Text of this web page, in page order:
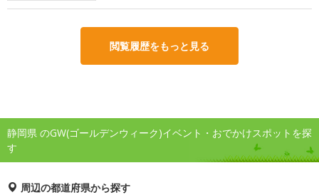
閲覧履歴をもっと見る
静岡県 のGW(ゴールデンウィーク)イベント・おでかけスポットを探
す
周辺の都道府県から探す